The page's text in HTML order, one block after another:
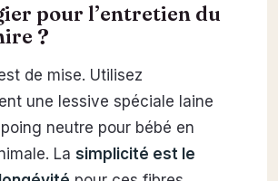
pour l’entretien du
?
de mise. Utilisez
une lessive spéciale laine
neutre pour bébé en
La simplicité est le